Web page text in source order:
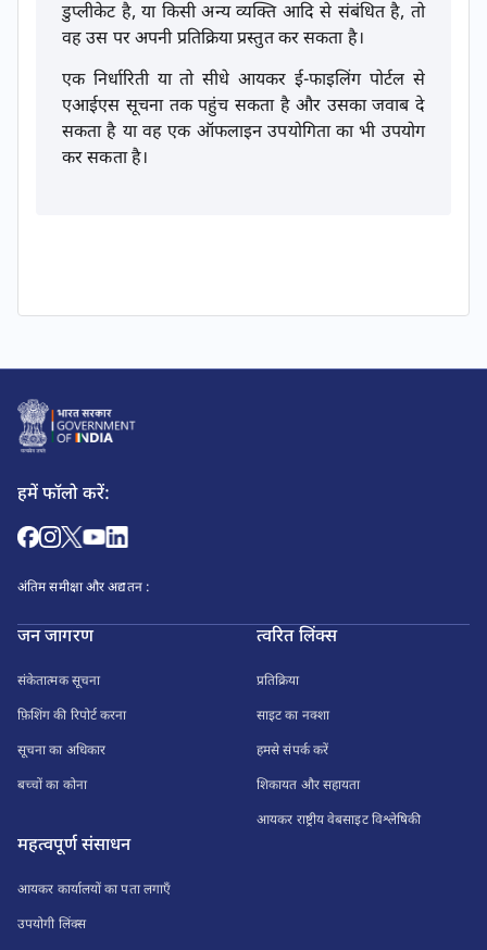
डुप्लीकेट है, या किसी अन्य व्यक्ति आदि से संबंधित है, तो
वह उस पर अपनी प्रतिक्रिया प्रस्तुत कर सकता है।
एक निर्धारिती या तो सीधे आयकर ई-फाइलिंग पोर्टल से
एआईएस सूचना तक पहुंच सकता है और उसका जवाब दे
सकता है या वह एक ऑफलाइन उपयोगिता का भी उपयोग
कर सकता है।
हमें फॉलो करें:
अंतिम समीक्षा और अद्यतन :
जन जागरण
संकेतात्मक सूचना
फ़िशिंग की रिपोर्ट करना
सूचना का अधिकार
बच्चों का कोना
त्वरित लिंक्स
प्रतिक्रिया
साइट का नक्शा
हमसे संपर्क करें
शिकायत और सहायता
आयकर राष्ट्रीय वेबसाइट विश्लेषिकी
महत्वपूर्ण संसाधन
आयकर कार्यालयों का पता लगाएँ
उपयोगी लिंक्स